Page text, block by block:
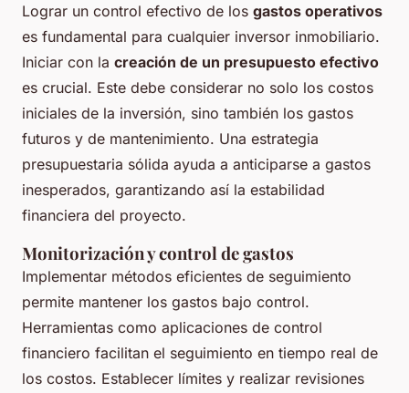
Lograr un control efectivo de los gastos operativos
es fundamental para cualquier inversor inmobiliario.
Iniciar con la creación de un presupuesto efectivo
es crucial. Este debe considerar no solo los costos
iniciales de la inversión, sino también los gastos
futuros y de mantenimiento. Una estrategia
presupuestaria sólida ayuda a anticiparse a gastos
inesperados, garantizando así la estabilidad
financiera del proyecto.
Monitorización y control de gastos
Implementar métodos eficientes de seguimiento
permite mantener los gastos bajo control.
Herramientas como aplicaciones de control
financiero facilitan el seguimiento en tiempo real de
los costos. Establecer límites y realizar revisiones